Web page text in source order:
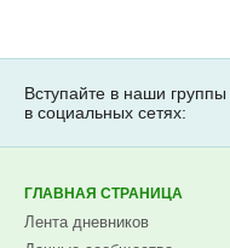
Вступайте в наши группы
в социальных сетях:
ГЛАВНАЯ СТРАНИЦА
Лента дневников